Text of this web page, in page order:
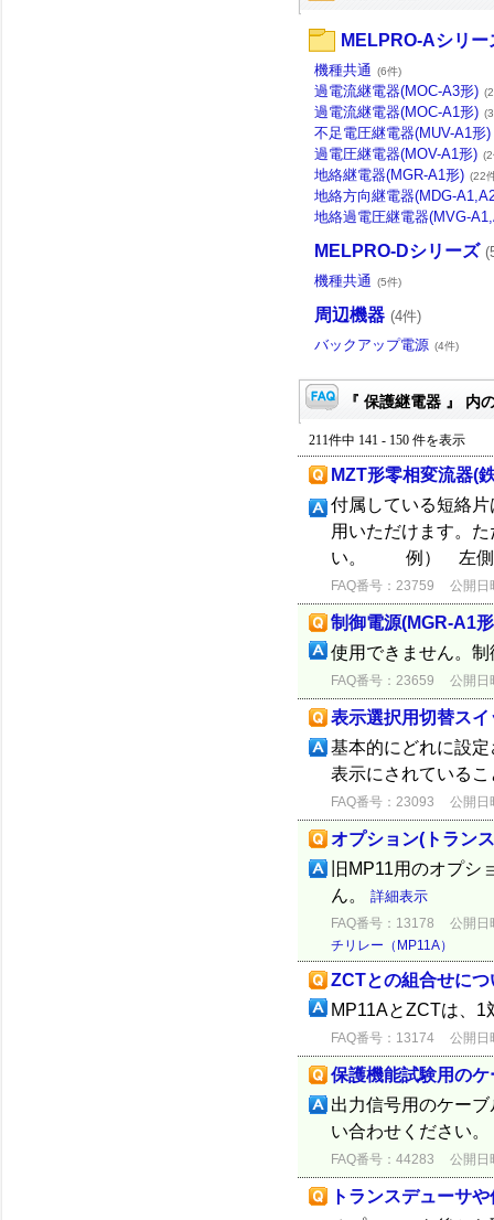
MELPRO-Aシリー
機種共通 (6件)
過電流継電器(MOC-A3形)
過電流継電器(MOC-A1形)
不足電圧継電器(MUV-A1形)
過電圧継電器(MOV-A1形)
地絡継電器(MGR-A1形) (22
地絡方向継電器(MDG-
地絡過電圧継電器(MVG-
MELPRO-Dシリーズ
機種共通 (5件)
周辺機器 (4件)
バックアップ電源 (4件)
『 保護継電器 』 内
211件中 141 - 150 件を表示
MZT形零相変流器(
付属している短絡
用いただけます。
い。 例） 左側に
FAQ番号：23759 公開日
制御電源(MGR-A1
使用できません。
FAQ番号：23659 公開日
表示選択用切替ス
基本的にどれに設
表示にされている
FAQ番号：23093 公開日
オプション(トラン
旧MP11用のオプ
ん。 詳細表示
FAQ番号：13178
公開日
チリレー（MP11A）
ZCTとの組合せにつ
MP11AとZCTは、
FAQ番号：13174 公開日
保護機能試験用の
出力信号用のケー
い合わせください。
FAQ番号：44283 公開日
トランスデューサ